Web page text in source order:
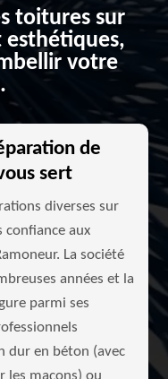
toitures sur
esthétiques,
votre
de
sert
diverses sur
confiance aux
La société
années et la
parmi ses
dur en béton (avec
les maçons) ou